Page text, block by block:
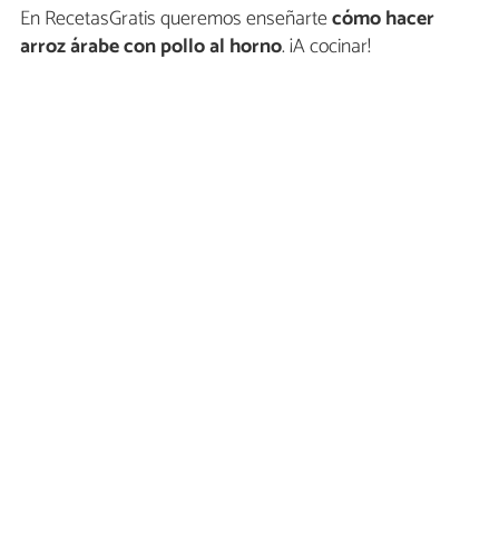
En RecetasGratis queremos enseñartecómo hacer
arroz árabe con pollo al horno. ¡A cocinar!